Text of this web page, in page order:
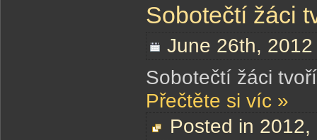
Sobotečtí žáci
June 26th,
Sobotečtí žáci
Přečtěte si víc »
Posted in 2012,